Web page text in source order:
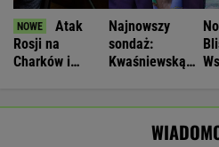
Atak
Rosji na
Charków i
Najnowszy
sondaż:
Kwaśniewską